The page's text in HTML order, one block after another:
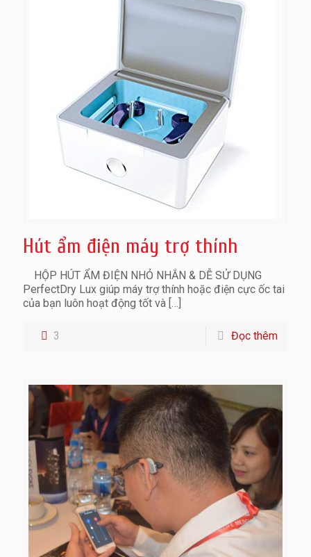
Hút ẩm điện máy trợ thính
HỘP HÚT ẨM ĐIỆN NHỎ NHẮN & DỄ SỬ DỤNG
PerfectDry Lux giúp máy trợ thính hoặc điện cực ốc tai
của bạn luôn hoạt động tốt và […]
3 Đọc thêm